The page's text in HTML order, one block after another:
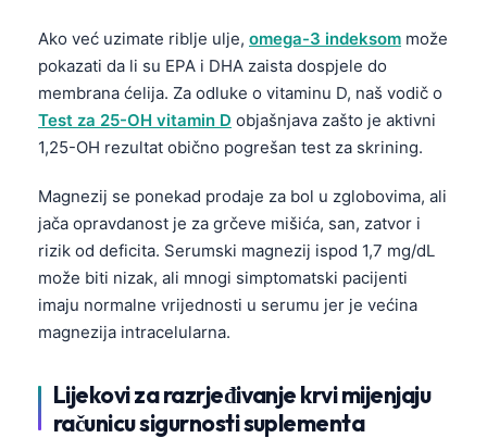
Ako već uzimate riblje ulje, omega-3 indeksom može
pokazati da li su EPA i DHA zaista dospjele do
membrana ćelija. Za odluke o vitaminu D, naš vodič o
Test za 25-OH vitamin D objašnjava zašto je aktivni
1,25-OH rezultat obično pogrešan test za skrining.
Magnezij se ponekad prodaje za bol u zglobovima, ali
jača opravdanost je za grčeve mišića, san, zatvor i
rizik od deficita. Serumski magnezij ispod 1,7 mg/dL
može biti nizak, ali mnogi simptomatski pacijenti
imaju normalne vrijednosti u serumu jer je većina
magnezija intracelularna.
Lijekovi za razrjeđivanje krvi mijenjaju
računicu sigurnosti suplementa
Català
Қазақ тілі
Hrvatski
Slovenčina
پښتو
සිංහල
অসমীয়া
Galego
Latviešu valoda